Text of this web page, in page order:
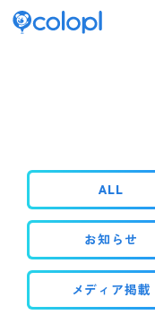
IR情報
採用情報
ALL
お知らせ
メディア掲載